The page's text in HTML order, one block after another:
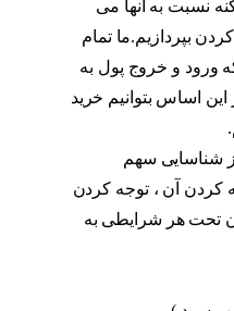
نسبت به آنها می
بپردازیم.ما تمام
ورود و خروج پول به
اساس بتوانیم خرید
شناسایی سهم
کردن آن ، توجه کردن
تحت هر شرایطی به